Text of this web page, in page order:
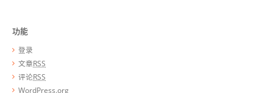
功能
登录
文章RSS
评论RSS
WordPress.org